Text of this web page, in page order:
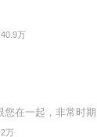
40.9万
2万